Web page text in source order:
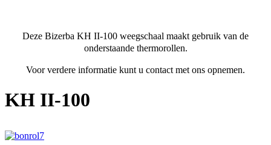
Deze Bizerba KH II-100 weegschaal maakt gebruik van de
onderstaande thermorollen.
Voor verdere informatie kunt u contact met ons opnemen.
KH II-100